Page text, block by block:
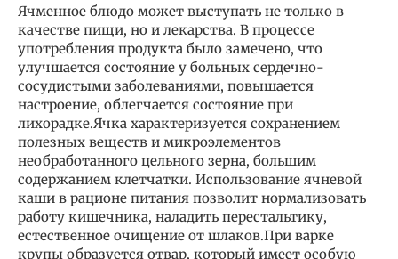
Ячменное блюдо может выступать не только в
качестве пищи, но и лекарства. В процессе
употребления продукта было замечено, что
улучшается состояние у больных сердечно-
сосудистыми заболеваниями, повышается
настроение, облегчается состояние при
лихорадке.Ячка характеризуется сохранением
полезных веществ и микроэлементов
необработанного цельного зерна, большим
содержанием клетчатки. Использование ячневой
каши в рационе питания позволит нормализовать
работу кишечника, наладить перестальтику,
естественное очищение от шлаков.При варке
крупы образуется отвар, который имеет особую